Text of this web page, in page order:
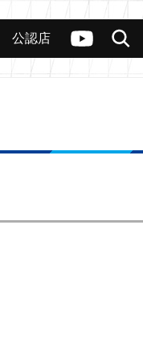
ヴァンガードch
検索
公認店舗 その他
公認店